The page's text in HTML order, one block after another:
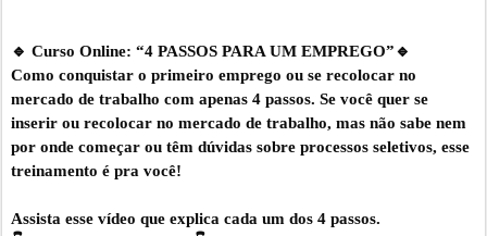
🔹 Curso Online: “4 PASSOS PARA UM EMPREGO”🔹
Como conquistar o primeiro emprego ou se recolocar no
mercado de trabalho com apenas 4 passos. Se você quer se
inserir ou recolocar no mercado de trabalho, mas não sabe nem
por onde começar ou têm dúvidas sobre processos seletivos, esse
treinamento é pra você!
Assista esse vídeo que explica cada um dos 4 passos.